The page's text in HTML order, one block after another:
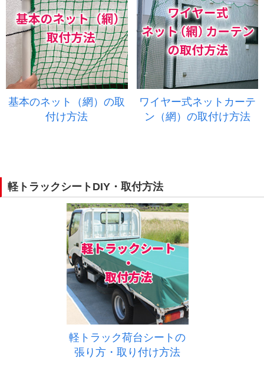
基本のネット（網）の取
付け方法
ワイヤー式ネットカーテ
ン（網）の取付け方法
軽トラックシートDIY・取付方法
軽トラック荷台シートの
張り方・取り付け方法